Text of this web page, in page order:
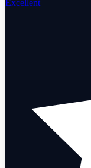
Excellent